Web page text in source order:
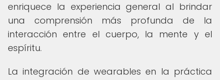
enriquece la experiencia general al brindar
una comprensión más profunda de la
interacción entre el cuerpo, la mente y el
espíritu.
La integración de wearables en la práctica